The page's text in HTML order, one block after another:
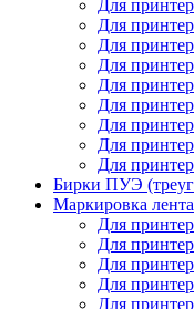
Для
Для
Для
Для
Для
Для
Для
Для
Для
Бирки ПУЭ
Маркировка
Для
Для
Для
Для
Для